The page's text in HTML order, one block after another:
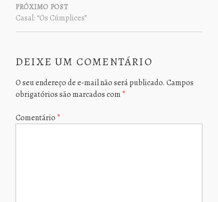
PRÓXIMO POST
Casal: “Os Cúmplices”
DEIXE UM COMENTÁRIO
O seu endereço de e-mail não será publicado. Campos
obrigatórios são marcados com *
Comentário *